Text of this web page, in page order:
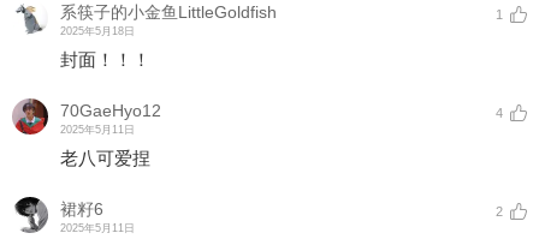
系筷子的小金鱼LittleGoldfish
2025年5月18日
1
封面！！！
70GaeHyo12
2025年5月11日
4
老八可爱捏
裙籽6
2025年5月11日
2